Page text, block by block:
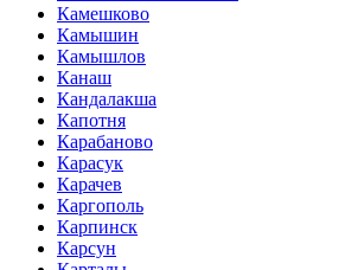
Камешково
Камышин
Камышлов
Канаш
Кандалакша
Капотня
Карабаново
Карасук
Карачев
Каргополь
Карпинск
Карсун